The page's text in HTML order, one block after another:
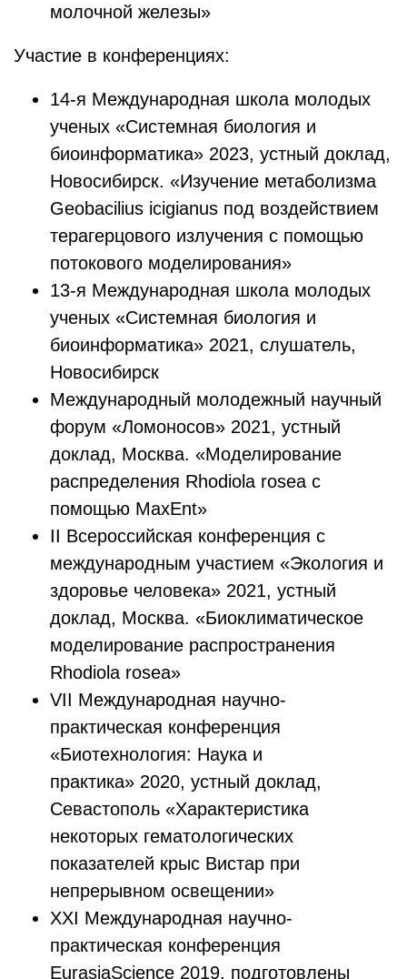
молочной железы»
Участие в конференциях:
14-я Международная школа молодых
ученых «Системная биология и
биоинформатика» 2023, устный доклад,
Новосибирск. «Изучение метаболизма
Geobacilius icigianus под воздействием
терагерцового излучения с помощью
потокового моделирования»
13-я Международная школа молодых
ученых «Системная биология и
биоинформатика» 2021, слушатель,
Новосибирск
Международный молодежный научный
форум «Ломоносов» 2021, устный
доклад, Москва. «Моделирование
распределения Rhodiola rosea с
помощью MaxEnt»
II Всероссийская конференция с
международным участием «Экология и
здоровье человека» 2021, устный
доклад, Москва. «Биоклиматическое
моделирование распространения
Rhodiola rosea»
VII Международная научно-
практическая конференция
«Биотехнология: Наука и
практика» 2020, устный доклад,
Севастополь «Характеристика
некоторых гематологических
показателей крыс Вистар при
непрерывном освещении»
XXI Международная научно-
практическая конференция
EurasiaScience 2019, подготовлены